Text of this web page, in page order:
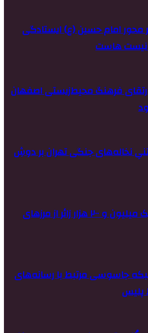
امام حسین (ع) ایستادگی
هاست
ارتقای فرهنگ محیط‌زیستی اصفهان
تنیِ نخاله‌های جنگی تهران بر دوشِ
تردد بیش از یک میلیون و ۲۰۰ هزار زائر از مرزهای
جاسوسی مرتبط با رسانه‌های
پلیس